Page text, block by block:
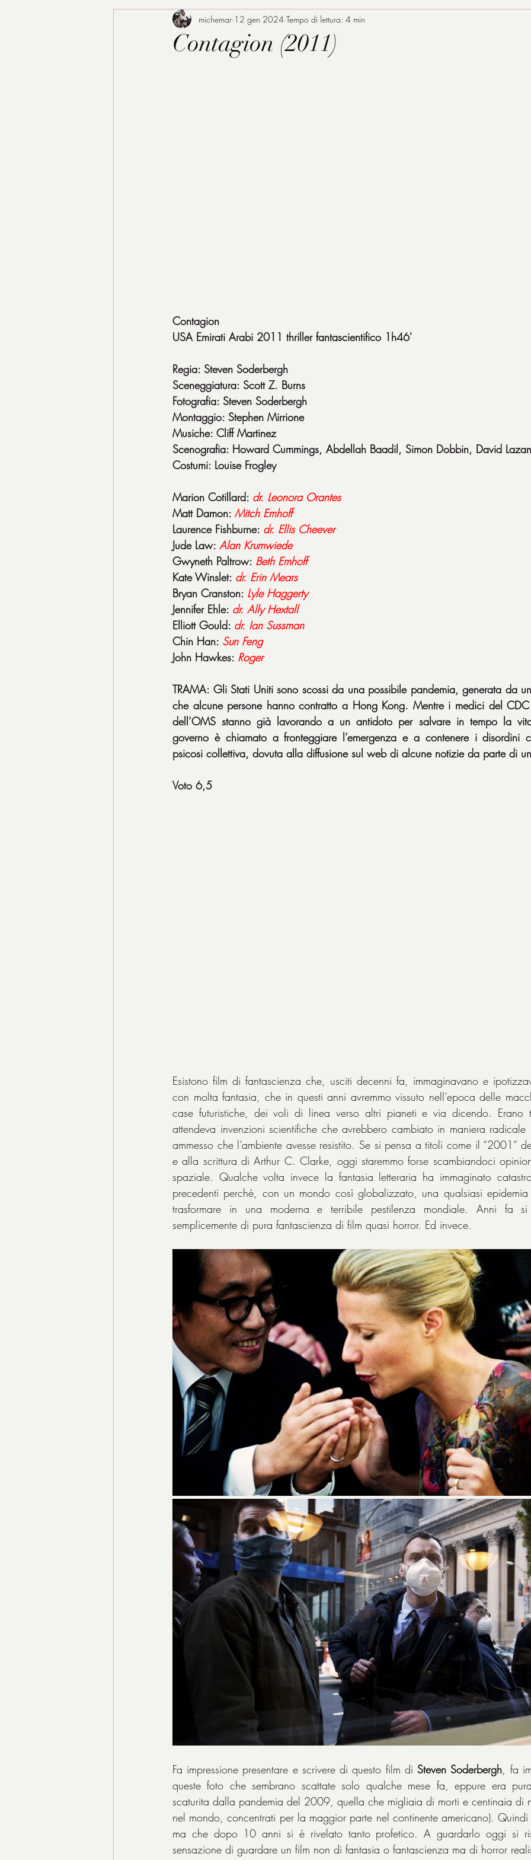
Contagion (2011)
michemar 12 gen 2024 Tempo di lettura: 4 min
Contagion
USA Emirati Arabi 2011 thriller fantascientifico 1h46'
Regia: Steven Soderbergh
Sceneggiatura: Scott Z. Burns
Fotografia: Steven Soderbergh
Montaggio: Stephen Mirrione
Musiche: Cliff Martinez
Scenografia: Howard Cummings, Abdellah Baadil, Simon Dobbin, David Lazan
Costumi: Louise Frogley
Marion Cotillard: dr. Leonora Orantes
Matt Damon: Mitch Emhoff
Laurence Fishburne: dr. Ellis Cheever
Jude Law: Alan Krumwiede
Gwyneth Paltrow: Beth Emhoff
Kate Winslet: dr. Erin Mears
Bryan Cranston: Lyle Haggerty
Jennifer Ehle: dr. Ally Hextall
Elliott Gould: dr. Ian Sussman
Chin Han: Sun Feng
John Hawkes: Roger
TRAMA: Gli Stati Uniti sono scossi da una possibile pandemia, generata da
che alcune persone hanno contratto a Hong Kong. Mentre i medici del
dell’OMS stanno già lavorando a un antidoto per salvare in tempo la
governo è chiamato a fronteggiare l’emergenza e a contenere i disordini
psicosi collettiva, dovuta alla diffusione sul web di alcune notizie da parte di
Voto 6,5
Esistono film di fantascienza che, usciti decenni fa, immaginavano e
con molta fantasia, che in questi anni avremmo vissuto nell’epoca delle
case futuristiche, dei voli di linea verso altri pianeti e via dicendo.
attendeva invenzioni scientifiche che avrebbero cambiato in maniera radicale
ammesso che l’ambiente avesse resistito. Se si pensa a titoli come il “2001”
e alla scrittura di Arthur C. Clarke, oggi staremmo forse scambiandoci
spaziale. Qualche volta invece la fantasia letteraria ha immaginato
precedenti perché, con un mondo così globalizzato, una qualsiasi
trasformare in una moderna e terribile pestilenza mondiale. Anni fa
semplicemente di pura fantascienza di film quasi horror. Ed invece.
Fa impressione presentare e scrivere di questo film di Steven Soderbergh , fa
queste foto che sembrano scattate solo qualche mese fa, eppure era
scaturita dalla pandemia del 2009, quella che migliaia di morti e centinaia di
nel mondo, concentrati per la maggior parte nel continente americano).
ma che dopo 10 anni si è rivelato tanto profetico. A guardarlo oggi si
sensazione di guardare un film non di fantasia o fantascienza ma di horror